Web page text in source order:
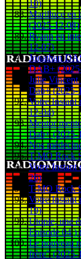
10)
Marilluce en
(2025-12-08)
Ryann en
12-07)
Jonathan
DAB+
Julie
Dab+ (2025-
Votre Instant
12-04)
Mentor
Dab+ (2025-
Nos
T-MO Rock
Votre Instant
26)
T-MO Rock
Votre Instant
19)
Utopie, une
Episode 04 )
Le nouveau
frère" (2025-